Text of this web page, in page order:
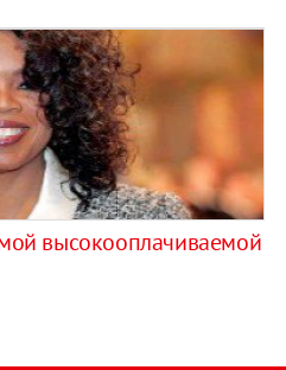
высокооплачиваемой